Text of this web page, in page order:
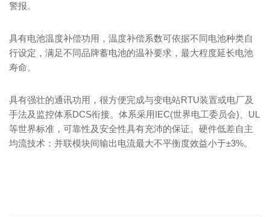
警报。
具有电池温度补偿功用，温度补偿系数可依据不同电池种类自
行设定，满足不同品牌蓄电池的温补要求，最大程度延长电池
寿命。
具有强壮的通讯功用，很方便完成与变电站RTU装置或电厂及
手法及监控体系DCS衔接。体系采用IEC(世界电工委员会)、UL
等世界标准，可靠性及安全性具有充沛的保证。硬件低差自主
均流技术：并联模块间输出电流最大不平衡度效益小于±3%。